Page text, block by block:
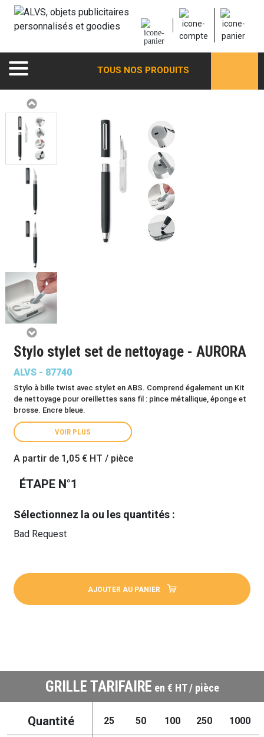
TOUS NOS PRODUITS
Stylo stylet set de nettoyage - AURORA
ALVS - 87740
Stylo à bille twist avec stylet en ABS. Comprend également un Kit
de nettoyage pour oreillettes sans fil : pince métallique, éponge et
brosse. Encre bleue.
VOIR PLUS
A partir de 1,05 € HT / pièce
ÉTAPE N°1
Sélectionnez la ou les quantités :
Bad Request
AJOUTER AU PANIER
GRILLE TARIFAIRE en € HT / pièce
Quantité 25 50 100 250 1000